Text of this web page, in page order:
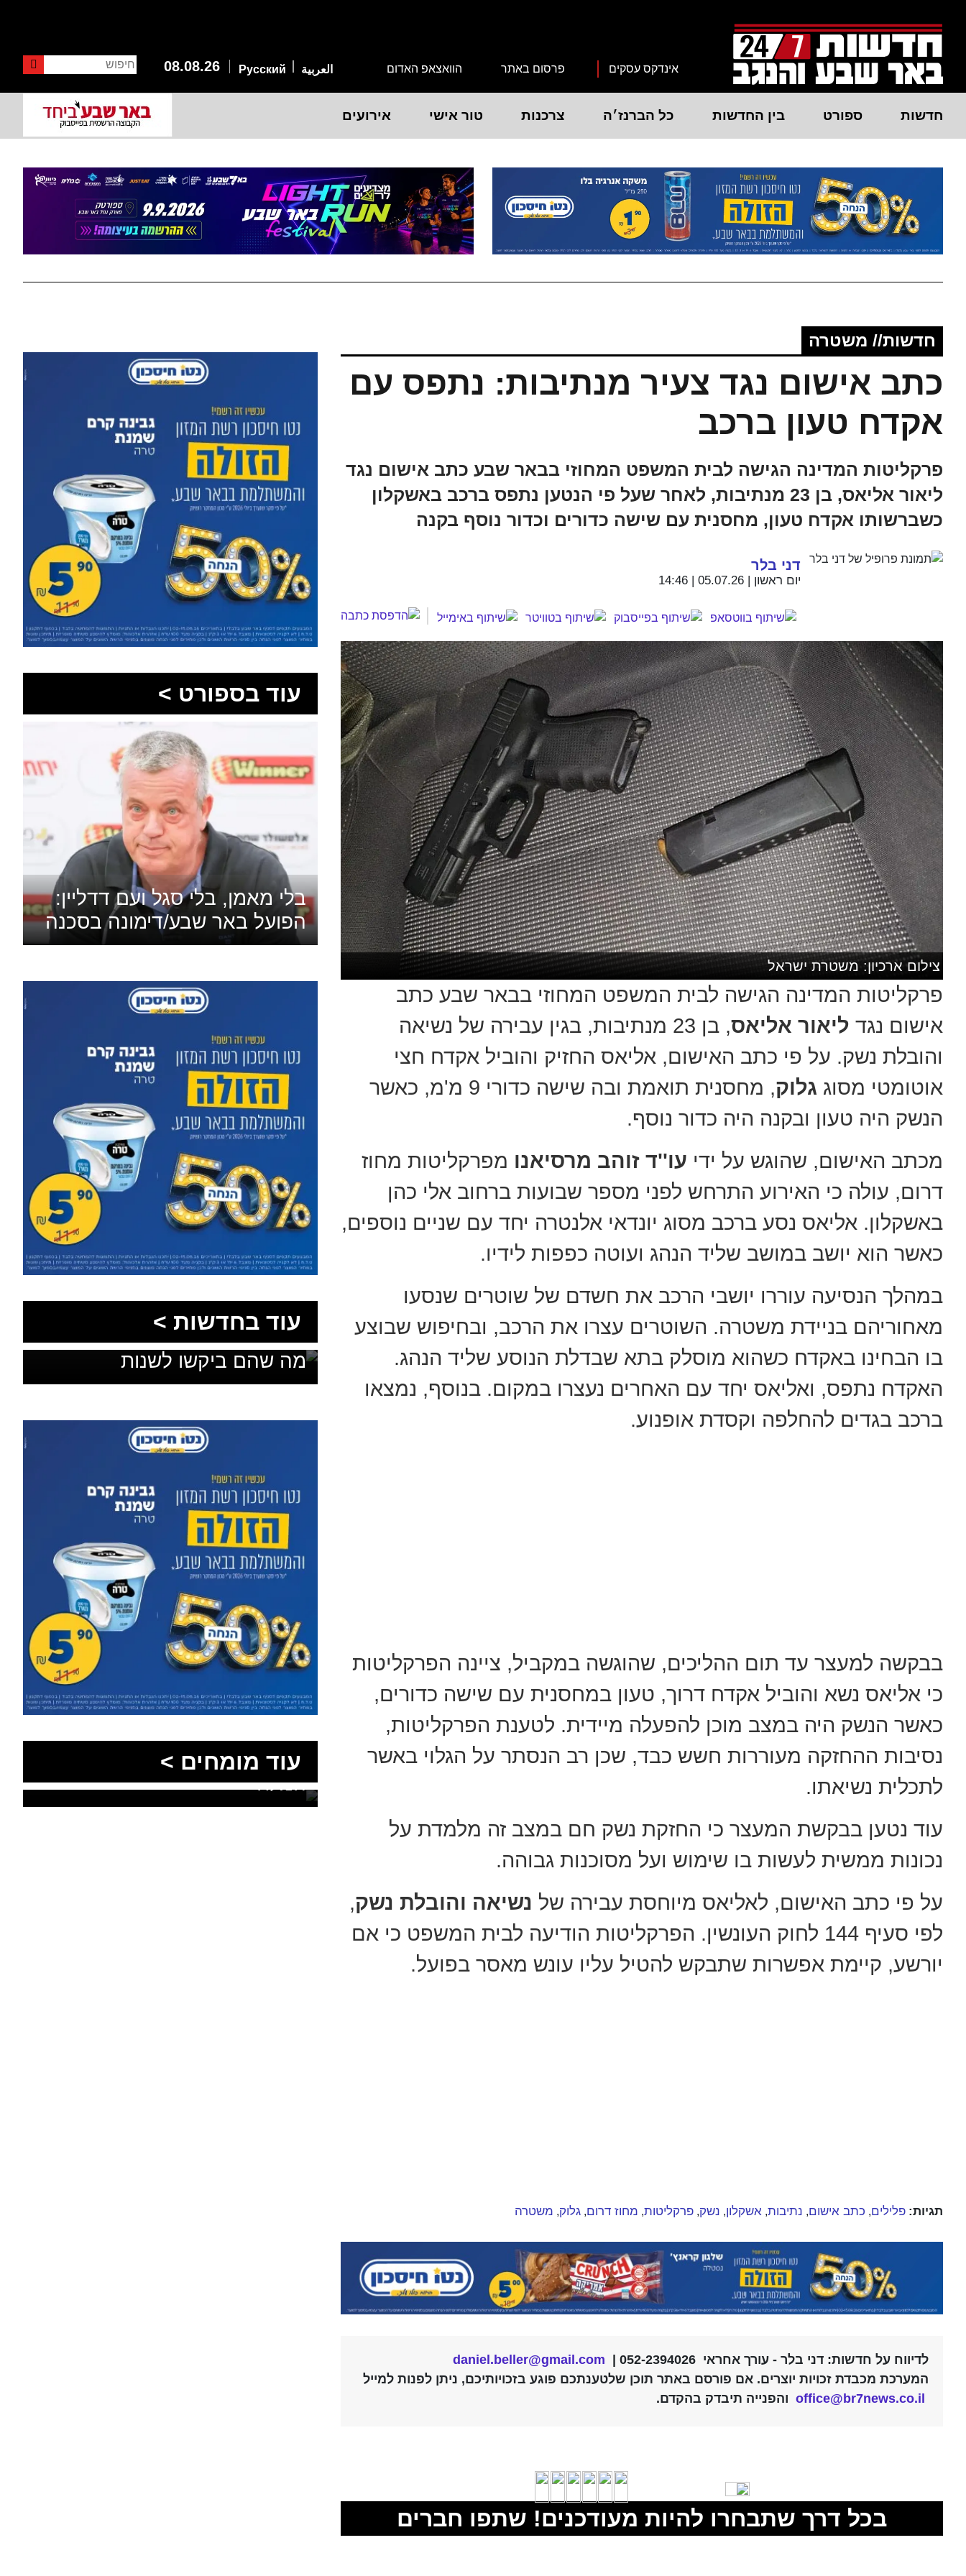
אינדקס עסקים פרסום באתר הוואצאפ האדום 08.08.26 חיפוש
العربية Русский
חדשות ספורט בין החדשות כל הברנז׳ה צרכנות טור אישי אירועים
חדשות// משטרה
כתב אישום נגד צעיר מנתיבות: נתפס עם
אקדח טעון ברכב
פרקליטות המדינה הגישה לבית המשפט המחוזי בבאר שבע כתב אישום נגד
ליאור אליאס, בן 23 מנתיבות, לאחר שעל פי הנטען נתפס ברכב באשקלון
כשברשותו אקדח טעון, מחסנית עם שישה כדורים וכדור נוסף בקנה
דני בלר
יום ראשון | 05.07.26 | 14:46
צילום ארכיון: משטרת ישראל
פרקליטות המדינה הגישה לבית המשפט המחוזי בבאר שבע כתב
אישום נגד ליאור אליאס
, בן 23 מנתיבות, בגין עבירה של נשיאה
והובלת נשק. על פי כתב האישום, אליאס החזיק והוביל אקדח חצי
אוטומטי מסוג גלוק
, מחסנית תואמת ובה שישה כדורי 9 מ'מ, כאשר
הנשק היה טעון ובקנה היה כדור נוסף.
מכתב האישום, שהוגש על ידי עו''ד זוהב מרסיאנו מפרקליטות מחוז
דרום, עולה כי האירוע התרחש לפני מספר שבועות ברחוב אלי כהן
באשקלון. אליאס נסע ברכב מסוג יונדאי אלנטרה יחד עם שניים נוספים,
כאשר הוא יושב במושב שליד הנהג ועוטה כפפות לידיו.
במהלך הנסיעה עוררו יושבי הרכב את חשדם של שוטרים שנסעו
מאחוריהם בניידת משטרה. השוטרים עצרו את הרכב, ובחיפוש שבוצע
בו הבחינו באקדח כשהוא מוסלק בתא שבדלת הנוסע שליד הנהג.
האקדח נתפס, ואליאס יחד עם האחרים נעצרו במקום. בנוסף, נמצאו
ברכב בגדים להחלפה וקסדת אופנוע.
בבקשה למעצר עד תום ההליכים, שהוגשה במקביל, ציינה הפרקליטות
כי אליאס נשא והוביל אקדח דרוך, טעון במחסנית עם שישה כדורים,
כאשר הנשק היה במצב מוכן להפעלה מיידית. לטענת הפרקליטות,
נסיבות ההחזקה מעוררות חשש כבד, שכן רב הנסתר על הגלוי באשר
לתכלית נשיאתו.
עוד נטען בבקשת המעצר כי החזקת נשק חם במצב זה מלמדת על
נכונות ממשית לעשות בו שימוש ועל מסוכנות גבוהה.
על פי כתב האישום, לאליאס מיוחסת עבירה של נשיאה והובלת נשק,
לפי סעיף 144 לחוק העונשין. הפרקליטות הודיעה לבית המשפט כי אם
יורשע, קיימת אפשרות שתבקש להטיל עליו עונש מאסר בפועל.
תגיות: פלילים, כתב אישום, נתיבות, אשקלון, נשק, פרקליטות, מחוז דרום, גלוק, משטרה
לדיווח על חדשות: דני בלר - עורך אחראי 052-2394026 |
daniel.beller@gmail.com
עוד בספורט >
בלי מאמן, בלי סגל ועם דדליין:
הפועל באר שבע/דימונה בסכנה
עוד בחדשות >
1,600 מתושבי עומר השתתפו
בגיבוש תוכנית האב לחינוך: זה
מה שהם ביקשו לשנות
עוד מומחים >
הסעות בדרום 2026: כך
מתכננים נסיעה קבוצתית
מושלמת לנגב, לאילת ולים